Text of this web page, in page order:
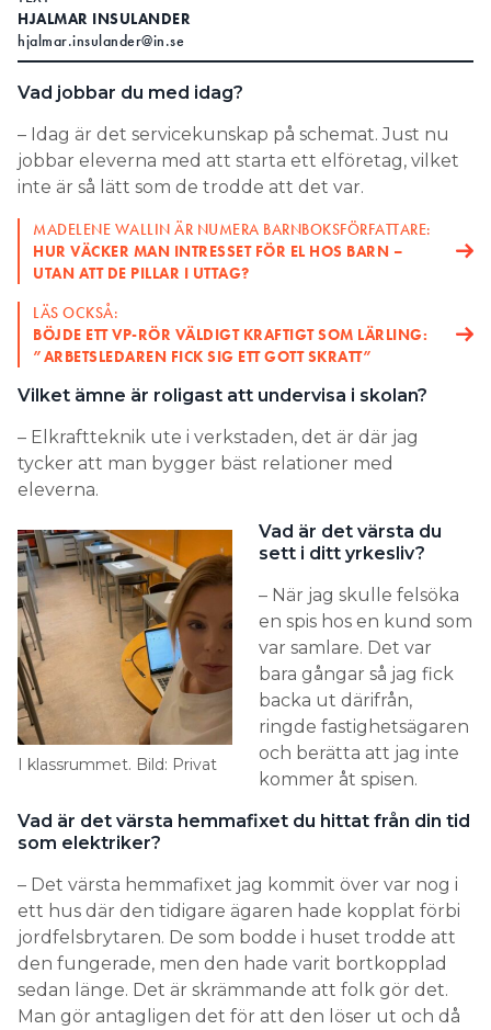
HJALMAR INSULANDER
hjalmar.insulander@in.se
Vad jobbar du med idag?
– Idag är det servicekunskap på schemat. Just nu
jobbar eleverna med att starta ett elföretag, vilket
inte är så lätt som de trodde att det var.
MADELENE WALLIN ÄR NUMERA BARNBOKSFÖRFATTARE:
HUR VÄCKER MAN INTRESSET FÖR EL HOS BARN –
UTAN ATT DE PILLAR I UTTAG?
LÄS OCKSÅ:
BÖJDE ETT VP-RÖR VÄLDIGT KRAFTIGT SOM LÄRLING:
”ARBETSLEDAREN FICK SIG ETT GOTT SKRATT”
Vilket ämne är roligast att undervisa i skolan?
– Elkraftteknik ute i verkstaden, det är där jag
tycker att man bygger bäst relationer med
eleverna.
I klassrummet. Bild: Privat
Vad är det värsta du
sett i ditt yrkesliv?
– När jag skulle felsöka
en spis hos en kund som
var samlare. Det var
bara gångar så jag fick
backa ut därifrån,
ringde fastighetsägaren
och berätta att jag inte
kommer åt spisen.
Vad är det värsta hemmafixet du hittat från din tid
som elektriker?
– Det värsta hemmafixet jag kommit över var nog i
ett hus där den tidigare ägaren hade kopplat förbi
jordfelsbrytaren. De som bodde i huset trodde att
den fungerade, men den hade varit bortkopplad
sedan länge. Det är skrämmande att folk gör det.
Man gör antagligen det för att den löser ut och då